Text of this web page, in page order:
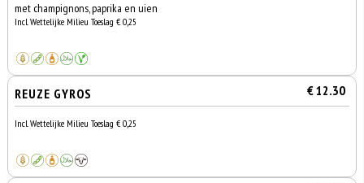
met champignons, paprika en uien
Incl. Wettelijke Milieu Toeslag € 0,25
REUZE GYROS € 12.30
Incl. Wettelijke Milieu Toeslag € 0,25